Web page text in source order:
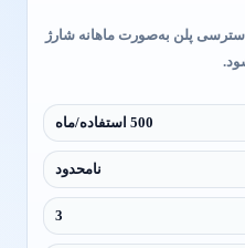
پلن به‌صورت ماهانه شارژ
500 استفاده/ماه
نامحدود
3